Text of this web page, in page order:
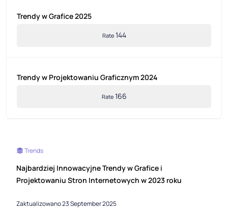
Trendy w Grafice 2025
Rate144
Trendy w Projektowaniu Graficznym 2024
Rate166
Trends
Najbardziej Innowacyjne Trendy w Grafice i
Projektowaniu Stron Internetowych w 2023 roku
Zaktualizowano 23 September 2025